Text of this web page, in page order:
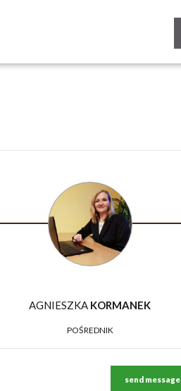
AGNIESZKA KORMANEK
POŚREDNIK
send message